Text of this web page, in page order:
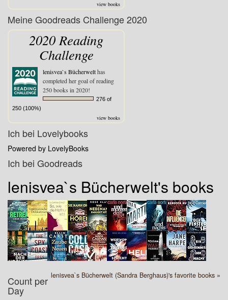
view books
Meine Goodreads Challenge 2020
2020 Reading
Challenge
lenisvea`s Bücherwelthas
completed her goal of reading
250 books in 2020!
276 of
250 (100%)
view books
Ich bei Lovelybooks
Powered by LovelyBooks
Ich bei Goodreads
lenisvea`s Bücherwelt's books
lenisvea`s Bücherwelt (Sandra Berghaus)'s favorite books »
Count per
Day